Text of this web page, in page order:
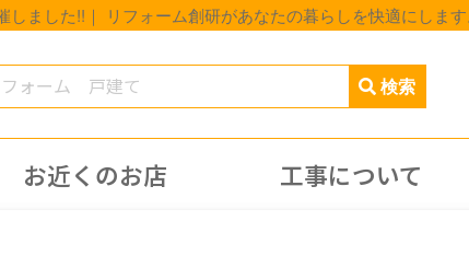
ました!!｜ リフォーム創研があなたの暮らしを快適にしま
お近くのお店 工事について